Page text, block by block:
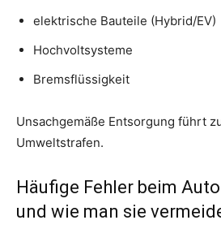
elektrische Bauteile (Hybrid/EV)
Hochvoltsysteme
Bremsflüssigkeit
Unsachgemäße Entsorgung führt
Umweltstrafen.
Häufige Fehler beim
und wie man sie